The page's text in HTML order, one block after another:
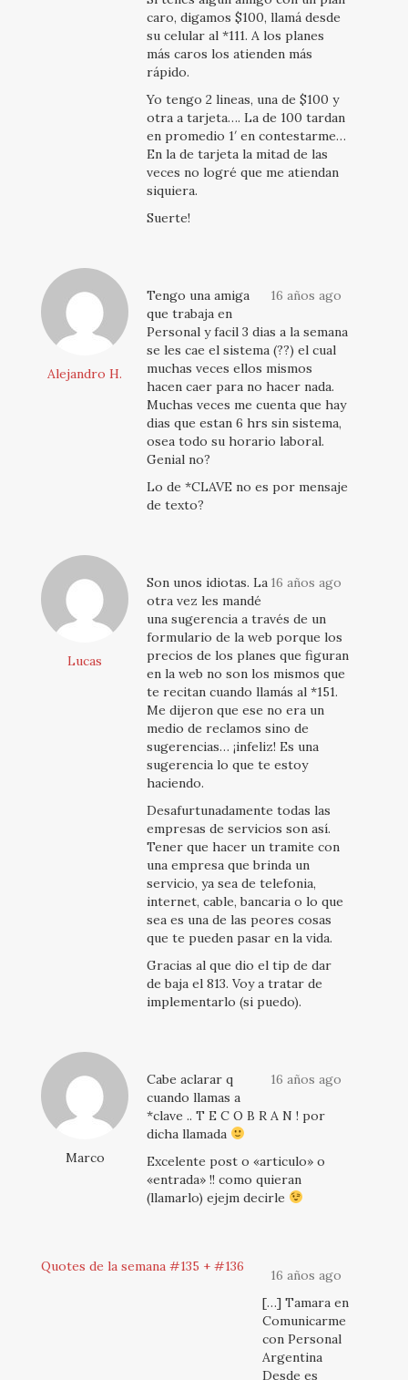
caro, digamos $100, llamá desde
su celular al *111. A los planes
más caros los atienden más
rápido.
Yo tengo 2 lineas, una de $100 y
otra a tarjeta…. La de 100 tardan
en promedio 1′ en contestarme…
En la de tarjeta la mitad de las
veces no logré que me atiendan
siquiera.
Suerte!
Alejandro H.
16 años ago
Tengo una amiga
que trabaja en
Personal y facil 3 dias a la semana
se les cae el sistema (??) el cual
muchas veces ellos mismos
hacen caer para no hacer nada.
Muchas veces me cuenta que hay
dias que estan 6 hrs sin sistema,
osea todo su horario laboral.
Genial no?
Lo de *CLAVE no es por mensaje
de texto?
Lucas
16 años ago
Son unos idiotas. La
otra vez les mandé
una sugerencia a través de un
formulario de la web porque los
precios de los planes que figuran
en la web no son los mismos que
te recitan cuando llamás al *151.
Me dijeron que ese no era un
medio de reclamos sino de
sugerencias… ¡infeliz! Es una
sugerencia lo que te estoy
haciendo.
Desafurtunadamente todas las
empresas de servicios son así.
Tener que hacer un tramite con
una empresa que brinda un
servicio, ya sea de telefonia,
internet, cable, bancaria o lo que
sea es una de las peores cosas
que te pueden pasar en la vida.
Gracias al que dio el tip de dar
de baja el 813. Voy a tratar de
implementarlo (si puedo).
Marco
16 años ago
Cabe aclarar q
cuando llamas a
*clave .. T E C O B R A N ! por
dicha llamada
Excelente post o «articulo» o
«entrada» !! como quieran
(llamarlo) ejejm decirle
Quotes de la semana #135 + #136
16 años ago
[…] Tamara en
Comunicarme
con Personal
Argentina
Desde es